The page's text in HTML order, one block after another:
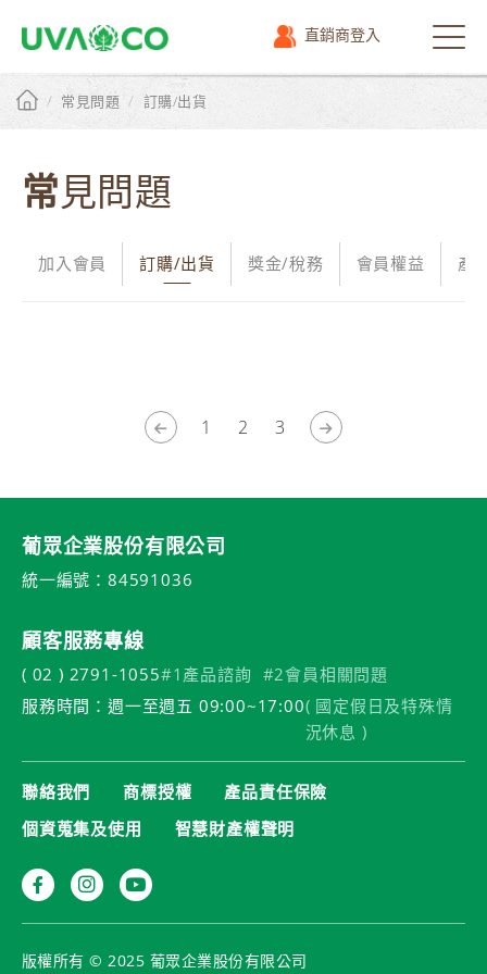
直銷商登入
選
單
/ 常見問題 / 訂購/出貨
常見問題
加入會員 訂購/出貨 獎金/稅務 會員權益 產
1 2 3
葡眾企業股份有限公司
統一編號：84591036
顧客服務專線
( 02 ) 2791-1055#1產品諮詢 #2會員相關問題
服務時間：週一至週五 09:00~17:00( 國定假日及特殊情
況休息 )
聯絡我們 商標授權
產品責任保險
個資蒐集及使用
智慧財產權聲明
版權所有 © 2025 葡眾企業股份有限公司